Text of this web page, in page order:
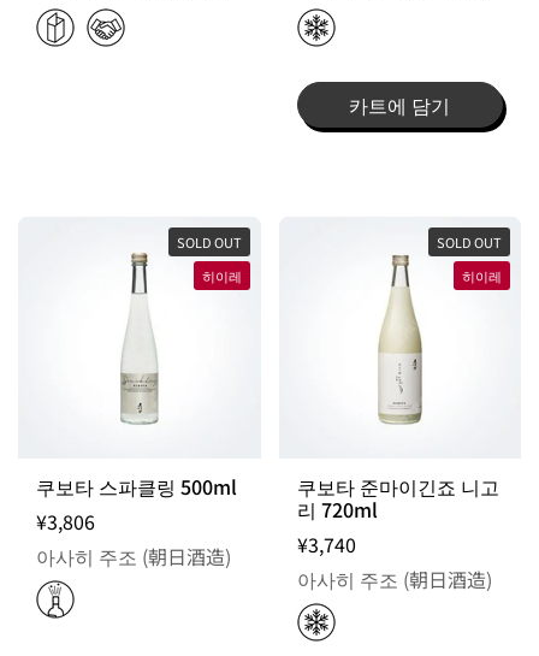
카트에 담기
쿠보타 스파클링 500ml
¥3,806
아사히 주조 (朝日酒造)
SOLD OUT
히이레
쿠보타 준마이긴죠 니고
리 720ml
¥3,740
아사히 주조 (朝日酒造)
SOLD OUT
히이레